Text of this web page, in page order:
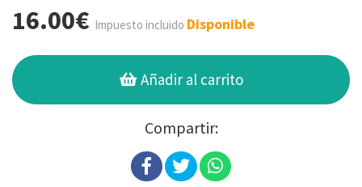
16.00€ Impuesto incluido Disponible
Añadir al carrito
Compartir: